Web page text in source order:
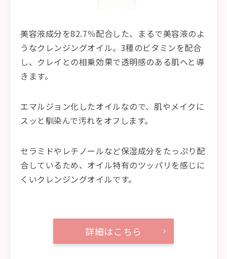
美容液成分を82.7％配合した、まるで美容液のよ
うなクレンジングオイル。3種のビタミンを配合
し、クレイとの相乗効果で透明感のある肌へと導
きます。
エマルジョン化したオイルなので、肌やメイクに
スッと馴染んで汚れをオフします。
セラミドやレチノールなど保湿成分をたっぷり配
合しているため、オイル特有のツッパリを感じに
くいクレンジングオイルです。
詳細はこちら